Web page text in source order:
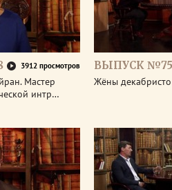
3912 просмотров
Мастер
интр…
ВЫПУСК
Жёны